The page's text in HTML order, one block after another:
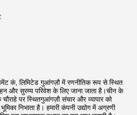
कं, लिमिटेड गुआंगज़ौ में रणनीतिक रूप से स्थित
और सुरम्य परिवेश के लिए जाना जाता है।चीन के
पर स्थितगुआंगज़ौ संचार और व्यापार को
निभाता है। हमारी कंपनी उद्योग में अग्रणी